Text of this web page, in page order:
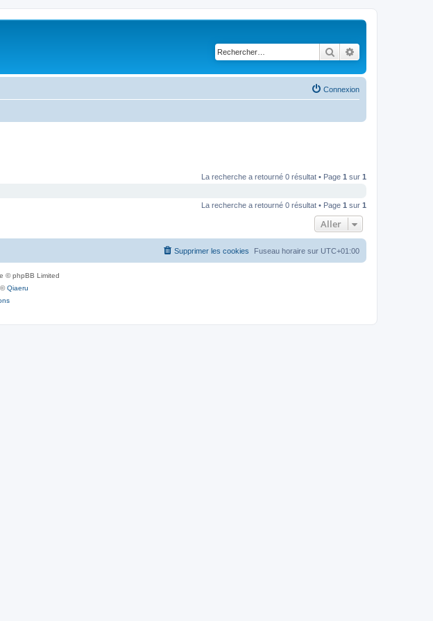
Rechercher
Connexion
La recherche a retourné 0 résultat • Page 1 sur 1
La recherche a retourné 0 résultat • Page 1 sur 1
Aller
Fuseau horaire sur UTC+01:00
Supprimer les cookies
© phpBB Limited
©Qiaeru